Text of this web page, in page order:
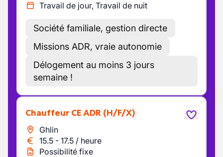
Travail de jour, Travail de nuit
Société familiale, gestion directe
Missions ADR, vraie autonomie
Délogement au moins 3 jours
semaine !
Chauffeur CE ADR (H/F/X)
Ghlin
15.5 - 17.5 / heure
Possibilité fixe